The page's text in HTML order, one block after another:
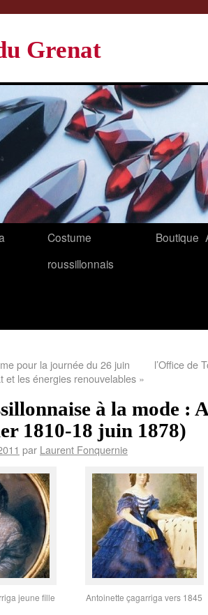
Grenat
Costume
roussillonnais
Boutique
pour la journée du 26 juin
et les énergies renouvelables »
l’Office de
à la mode :
1810-18 juin 1878)
par Laurent Fonquernie
jeune fille Antoinette çagarriga vers 1845